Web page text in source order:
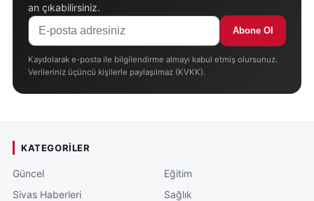
an çıkabilirsiniz.
Abone Ol
Kaydolarak e-posta ile bilgilendirme almayı kabul etmiş olursunuz.
Verileriniz üçüncü kişilerle paylaşılmaz (KVKK).
KATEGORILER
Güncel
Sivas Haberleri
Eğitim
Sağlık